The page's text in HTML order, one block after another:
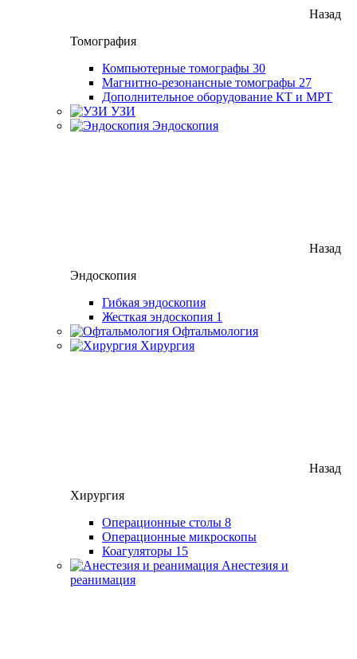
Назад
Томография
Компьютерные томографы 30
Магнитно-резонансные томографы 27
Дополнительное оборудование КТ и МРТ
УЗИ
Эндоскопия
Назад
Эндоскопия
Гибкая эндоскопия
Жесткая эндоскопия 1
Офтальмология
Хирургия
Назад
Хирургия
Операционные столы 8
Операционные микроскопы
Коагуляторы 15
Анестезия и
реанимация